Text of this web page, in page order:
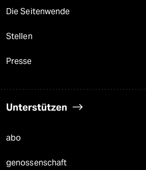
Die Seitenwende
Stellen
Presse
Unterstützen
abo
genossenschaft